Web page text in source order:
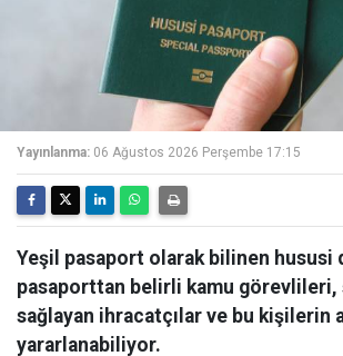
Yayınlanma: 06 Ağustos 2026 Perşembe 17:15
Yeşil pasaport olarak bilinen hususi
pasaporttan belirli kamu görevlileri,
sağlayan ihracatçılar ve bu kişilerin
yararlanabiliyor.